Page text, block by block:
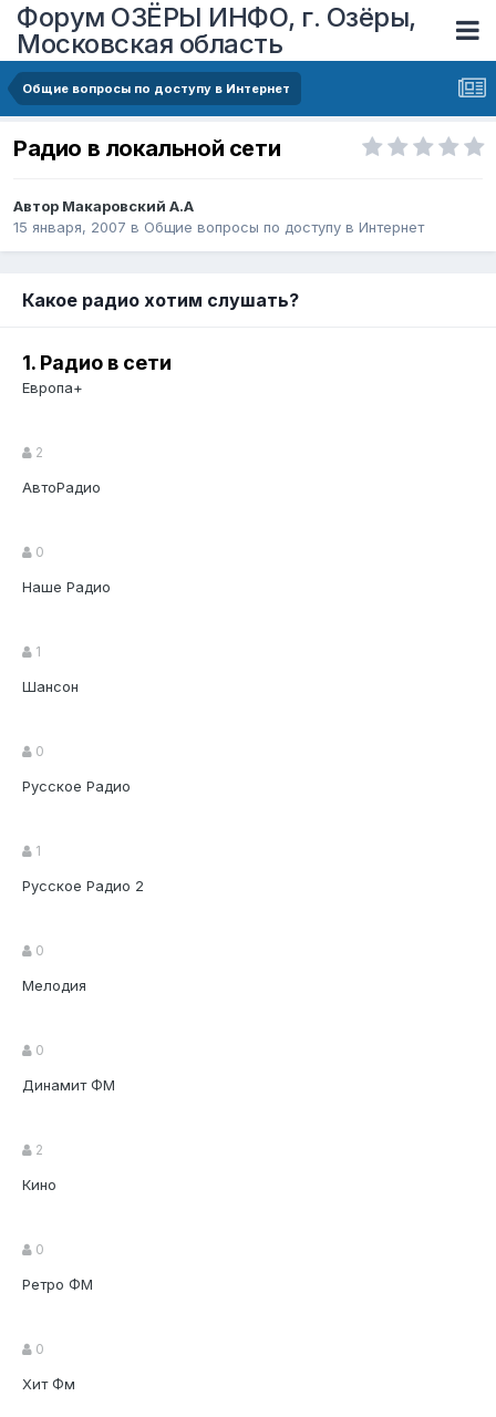
Форум ОЗЁРЫ ИНФО, г. Озёры,
Московская область
Общие вопросы по доступу в Интернет
Радио в локальной сети
Автор Макаровский А.А
15 января, 2007 в Общие вопросы по доступу в Интернет
Какое радио хотим слушать?
1. Радио в сети
Европа+
2
АвтоРадио
0
Наше Радио
1
Шансон
0
Русское Радио
1
Русское Радио 2
0
Мелодия
0
Динамит ФМ
2
Кино
0
Ретро ФМ
0
Хит Фм